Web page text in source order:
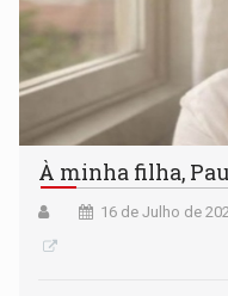
À minha filha,
16 de Julho de